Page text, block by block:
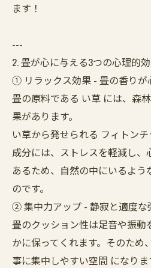
ます！
---
2. 畳が心に与える3つの心理的
① リラックス効果 - 畳の香りが
畳の原料である い草 には、森
果があります。
い草から発せられる フィトン
成分には、ストレスを軽減し
あるため、自然の中にいるよう
のです。
② 集中力アップ - 静寂と適度な
畳のクッション性は足音や振
かに保ってくれます。そのため
事に集中しやすい空間 になりま